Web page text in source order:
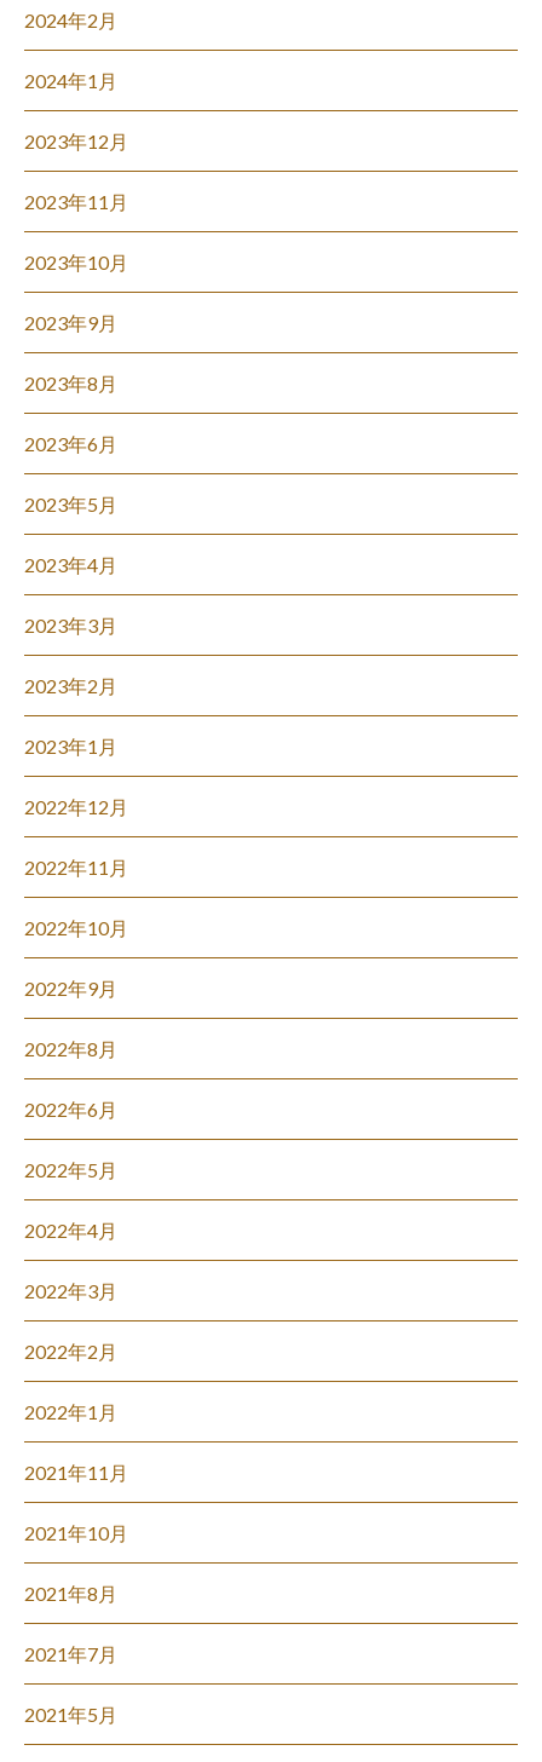
2024年2月
2024年1月
2023年12月
2023年11月
2023年10月
2023年9月
2023年8月
2023年6月
2023年5月
2023年4月
2023年3月
2023年2月
2023年1月
2022年12月
2022年11月
2022年10月
2022年9月
2022年8月
2022年6月
2022年5月
2022年4月
2022年3月
2022年2月
2022年1月
2021年11月
2021年10月
2021年8月
2021年7月
2021年5月